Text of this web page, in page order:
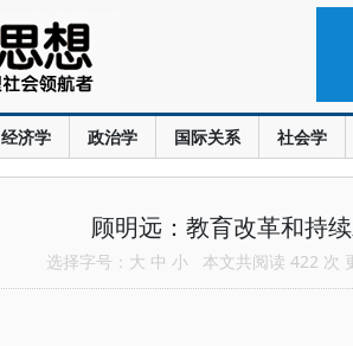
经济学 政治学 国际关系 社会学
顾明远：教育改革和持
选择字号： 大 中 小 本文共阅读 422 次